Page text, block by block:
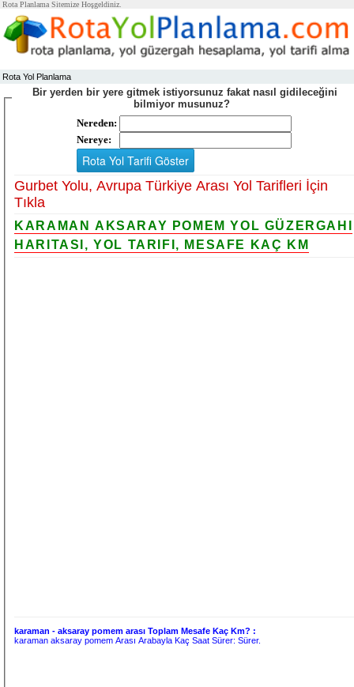
Rota Planlama Sitemize Hoşgeldiniz.
Rota Yol Planlama
Bir yerden bir yere gitmek istiyorsunuz fakat nasıl gidileceğini
bilmiyor musunuz?
Nereden:
Nereye:
Gurbet Yolu, Avrupa Türkiye Arası Yol Tarifleri İçin
Tıkla
KARAMAN AKSARAY POMEM YOL GÜZERGAHI
HARITASI, YOL TARIFI, MESAFE KAÇ KM
karaman - aksaray pomem arası Toplam Mesafe Kaç Km? :
karaman aksaray pomem Arası Arabayla Kaç Saat Sürer:Sürer.